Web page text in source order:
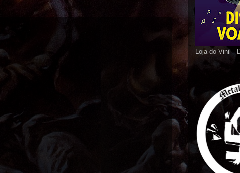
Loja do Vinil -